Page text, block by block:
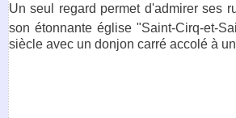
Un seul regard permet d'admirer ses
son étonnante église "Saint-Cirq-et-
siècle avec un donjon carré accolé à